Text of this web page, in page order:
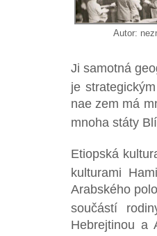
Autor:
Ji samotná
je
nae zem má
mnoha státy
Etiopská
kulturami
Arabského
součástí
Hebrejtinou